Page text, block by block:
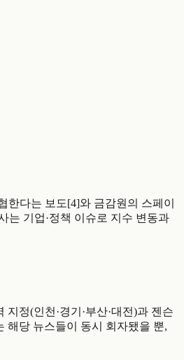
한다는 보도[4]와 금감원의 스페이
는 기업·정책 이슈로 지수 변동과
정(인천·경기·부산·대전)과 젠슨
해당 뉴스들이 동시 회자됐을 뿐,